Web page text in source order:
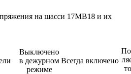
на шасси 17МВ18 и их
Выключено
в дежурном
режиме
Всегда включено